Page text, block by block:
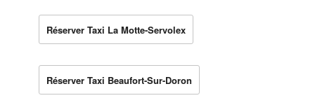
Réserver Taxi La Motte-Servolex
Réserver Taxi Beaufort-Sur-Doron